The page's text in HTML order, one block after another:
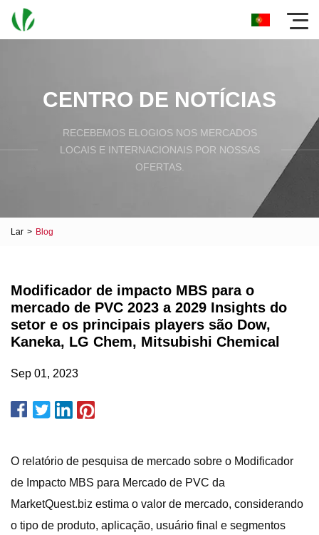
CENTRO DE NOTÍCIAS
RECEBEMOS ELOGIOS NOS MERCADOS
LOCAIS E INTERNACIONAIS POR NOSSAS
OFERTAS.
Lar > Blog
Modificador de impacto MBS para o
mercado de PVC 2023 a 2029 Insights do
setor e os principais players são Dow,
Kaneka, LG Chem, Mitsubishi Chemical
Sep 01, 2023
O relatório de pesquisa de mercado sobre o Modificador
de Impacto MBS para Mercado de PVC da
MarketQuest.biz estima o valor de mercado, considerando
o tipo de produto, aplicação, usuário final e segmentos